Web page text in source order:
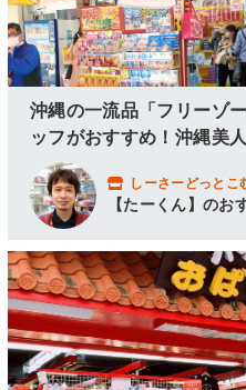
沖縄の一流品「フリーゾ
ッフがおすすめ！沖縄美
こにあり！
しーさーどっとこ
【たーくん】のお